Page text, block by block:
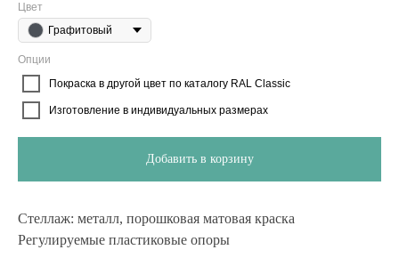
Цвет
Графитовый
Опции
Покраска в другой цвет по каталогу RAL Classic
Изготовление в индивидуальных размерах
Добавить в корзину
Стеллаж: металл, порошковая матовая краска
Регулируемые пластиковые опоры